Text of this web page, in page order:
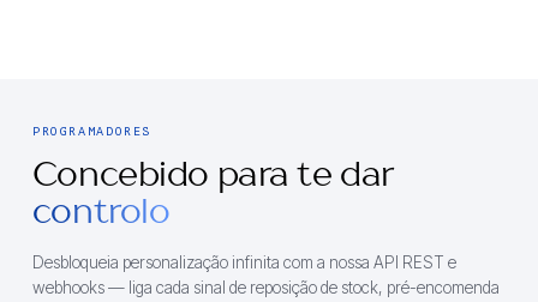
PROGRAMADORES
Concebido para te dar
controlo
Desbloqueia personalização infinita com a nossa API REST e
webhooks — liga cada sinal de reposição de stock, pré-encomenda